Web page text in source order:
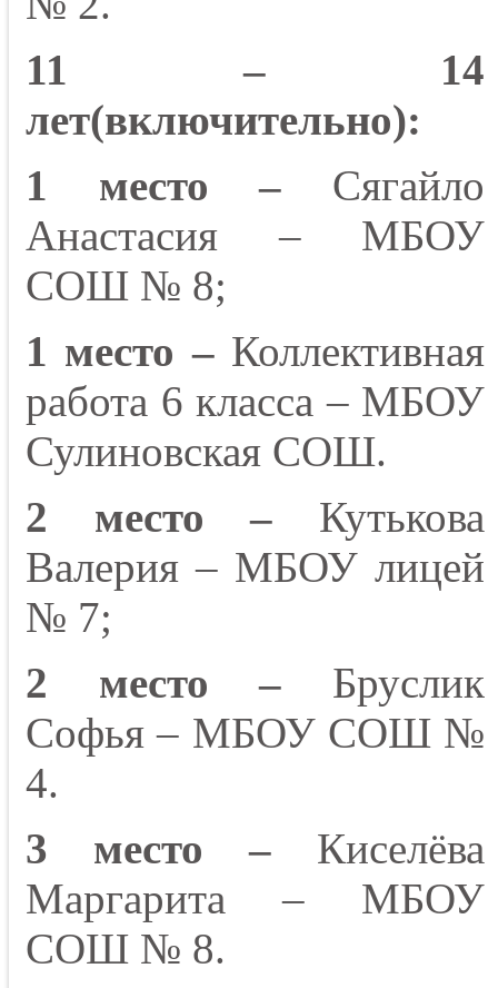
11 – 14
лет(включительно):
1 место – Сягайло
Анастасия – МБОУ
СОШ № 8;
1 место – Коллективная
работа 6 класса – МБОУ
Сулиновская СОШ.
2 место – Кутькова
Валерия – МБОУ лицей
№ 7;
2 место – Бруслик
Софья – МБОУ СОШ №
4.
3 место – Киселёва
Маргарита – МБОУ
СОШ № 8.